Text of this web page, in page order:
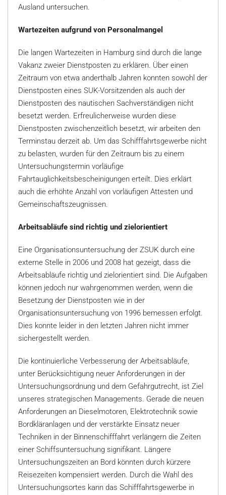
Ausland untersuchen.
Wartezeiten aufgrund von Personalmangel
Die langen Wartezeiten in Hamburg sind durch die lange
Vakanz zweier Dienstposten zu erklären. Über einen
Zeitraum von etwa anderthalb Jahren konnten sowohl der
Dienstposten eines SUK-Vorsitzenden als auch der
Dienstposten des nautischen Sachverständigen nicht
besetzt werden. Erfreulicherweise wurden diese
Dienstposten zwischenzeitlich besetzt, wir arbeiten den
Terminstau derzeit ab. Um das Schifffahrtsgewerbe nicht
zu belasten, wurden für den Zeitraum bis zu einem
Untersuchungstermin vorläufige
Fahrtauglichkeitsbescheinigungen erteilt. Dies erklärt
auch die erhöhte Anzahl von vorläufigen Attesten und
Gemeinschaftszeugnissen.
Arbeitsabläufe sind richtig und zielorientiert
Eine Organisationsuntersuchung der ZSUK durch eine
externe Stelle in 2006 und 2008 hat gezeigt, dass die
Arbeitsabläufe richtig und zielorientiert sind. Die Aufgaben
können jedoch nur wahrgenommen werden, wenn die
Besetzung der Dienstposten wie in der
Organisationsuntersuchung von 1996 bemessen erfolgt.
Dies konnte leider in den letzten Jahren nicht immer
sichergestellt werden.
Die kontinuierliche Verbesserung der Arbeitsabläufe,
unter Berücksichtigung neuer Anforderungen in der
Untersuchungsordnung und dem Gefahrgutrecht, ist Ziel
unseres strategischen Managements. Gerade die neuen
Anforderungen an Dieselmotoren, Elektrotechnik sowie
Bordkläranlagen und der verstärkte Einsatz neuer
Techniken in der Binnenschifffahrt verlängern die Zeiten
einer Schiffsuntersuchung signifikant. Längere
Untersuchungszeiten an Bord könnten durch kürzere
Reisezeiten kompensiert werden. Durch die Wahl des
Untersuchungsortes kann das Schifffahrtsgewerbe in